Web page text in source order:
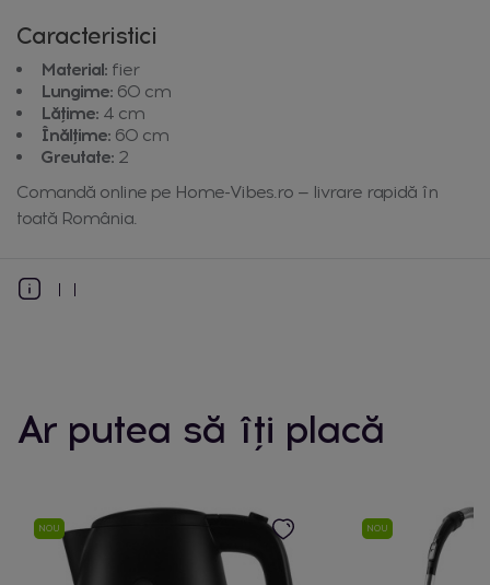
Caracteristici
Material: fier
Lungime: 60 cm
Lățime: 4 cm
Înălțime: 60 cm
Greutate: 2
Comandă online pe Home-Vibes.ro — livrare rapidă în
toată România.
Ar putea să îți placă
NOU NOU